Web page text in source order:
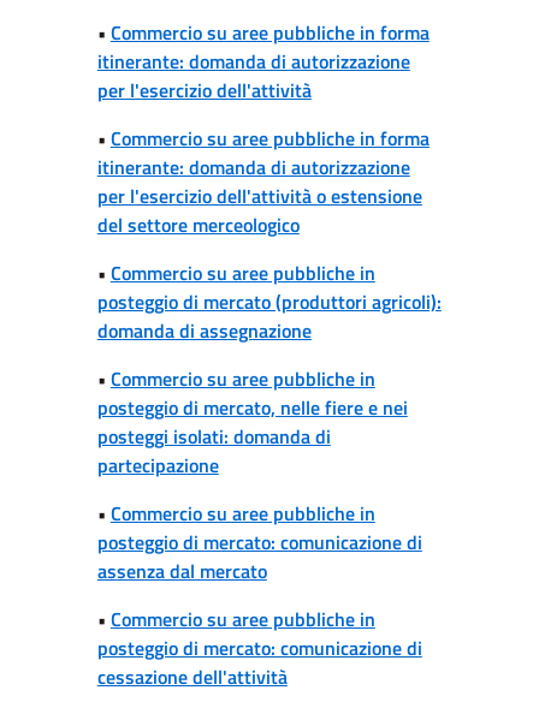
• Commercio su aree pubbliche in forma
itinerante: domanda di autorizzazione
per l'esercizio dell'attività
• Commercio su aree pubbliche in forma
itinerante: domanda di autorizzazione
per l'esercizio dell'attività o estensione
del settore merceologico
• Commercio su aree pubbliche in
posteggio di mercato (produttori agricoli):
domanda di assegnazione
• Commercio su aree pubbliche in
posteggio di mercato, nelle fiere e nei
posteggi isolati: domanda di
partecipazione
• Commercio su aree pubbliche in
posteggio di mercato: comunicazione di
assenza dal mercato
• Commercio su aree pubbliche in
posteggio di mercato: comunicazione di
cessazione dell'attività